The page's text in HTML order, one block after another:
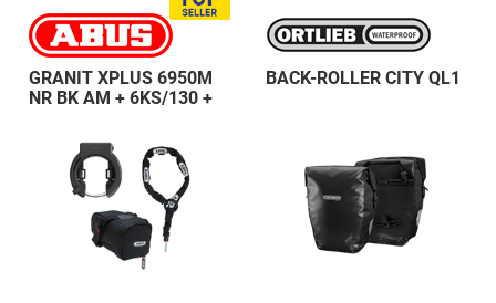
GRANIT XPLUS 6950M
NR BK AM + 6KS/130 +
BACK-ROLLER CITY QL1